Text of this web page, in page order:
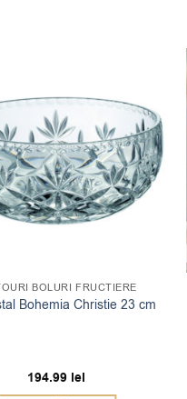
BOLURI FRUCTIERE
Bohemia Christie 23 cm
194.99 lei